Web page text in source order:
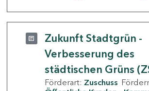
Zukunft Stadtgrün -
Verbesserung des
städtischen Grüns
Förderart: Zuschuss